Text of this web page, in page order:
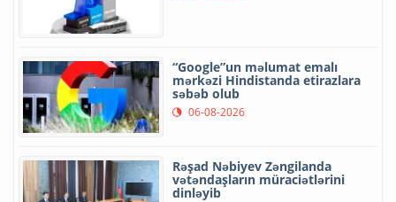
“Google”un məlumat emalı
mərkəzi Hindistanda etirazlara
səbəb olub
06-08-2026
Rəşad Nəbiyev Zəngilanda
vətəndaşların müraciətlərini
dinləyib